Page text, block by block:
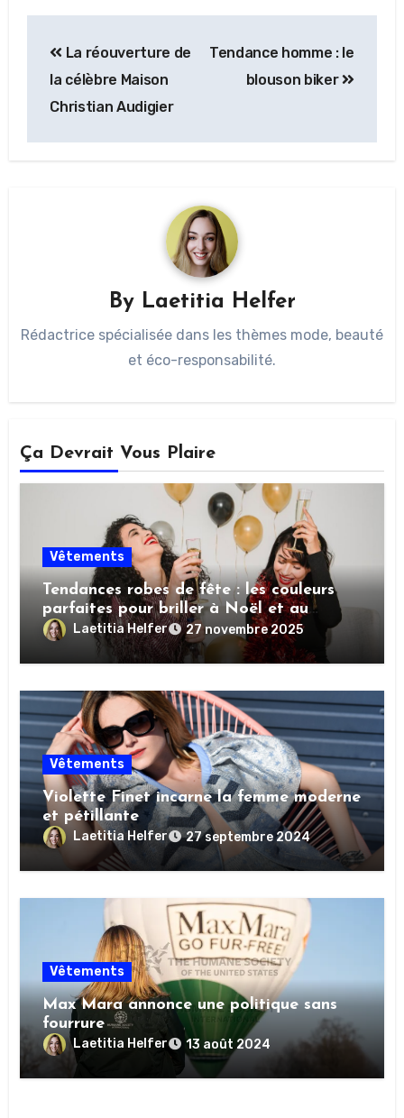
La réouverture de
la célèbre Maison
Christian Audigier
Tendance homme : le
blouson biker
By Laetitia Helfer
Rédactrice spécialisée dans les thèmes mode, beauté
et éco-responsabilité.
Ça Devrait Vous Plaire
Vêtements
Tendances robes de fête : les couleurs
parfaites pour briller à Noël et au
Nouvel An
Laetitia Helfer 27 novembre 2025
Vêtements
Violette Finet incarne la femme moderne
et pétillante
Laetitia Helfer 27 septembre 2024
Vêtements
Max Mara annonce une politique sans
fourrure
Laetitia Helfer 13 août 2024